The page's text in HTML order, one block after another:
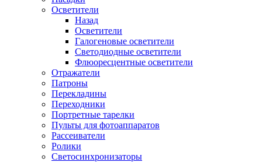
Осветители
Назад
Осветители
Галогеновые осветители
Светодиодные осветители
Флюоресцентные осветители
Отражатели
Патроны
Перекладины
Переходники
Портретные тарелки
Пульты для фотоаппаратов
Рассеиватели
Ролики
Светосинхронизаторы